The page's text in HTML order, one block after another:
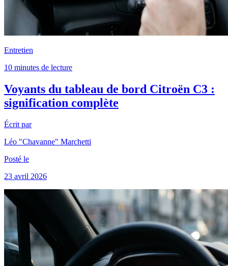
Entretien
10 minutes de lecture
Voyants du tableau de bord Citroën C3 :
signification complète
Écrit par
Léo "Chavanne" Marchetti
Posté le
23 avril 2026